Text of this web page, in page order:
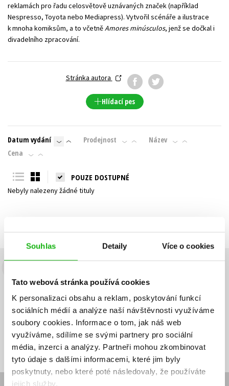
Souhlas Detaily Více o cookies
Tato webová stránka používá cookies
K personalizaci obsahu a reklam, poskytování funkcí
sociálních médií a analýze naší návštěvnosti využíváme
soubory cookies. Informace o tom, jak náš web
využíváme, sdílíme se svými partnery pro sociální
média, inzerci a analýzy. Partneři mohou zkombinovat
tyto údaje s dalšími informacemi, které jim byly
poskytnuty, nebo které poté následovaly, že používáte
jejich služby.
Společnost, politika
Technika a věda
Učebnice
Umění a kultura
Výchova a pedagogika
Young adult
Young adult (SK)
reklamách pro řadu celosvětově uznávaných značek (například
Nespresso, Toyota nebo Mediapress). Vytvořil scénáře a ilustrace
k mnoha komiksům, a to včetněAmores minúsculos, jenž se dočkal i
divadelního zpracování.
Stránka autora
Hlídací pes
Datum vydání Prodejnost
Název
Cena
POUZE DOSTUPNÉ
Nebyly nalezeny žádné tituly
Budete to vědět jako první!
sleva, jaká běží soutěž o ceny? Přihlášením k odběru našich e-
mailových novineksouhlasíte se zpracováním osobních údajů.
Vaše e-
mailová
adresa
Vaše e-
mailová
adresa
Vaše e-mailová adresa Přihlásit se